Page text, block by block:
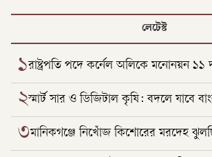
লেটেস্ট
১রাষ্ট্রপতি পদে কর্নেল অলিকে মনোনয়ন
২স্মার্ট সার ও ডিজিটাল কৃষি: বদলে যাবে
৩মানিকগঞ্জে নিখোঁজ কিশোরের মরদেহ